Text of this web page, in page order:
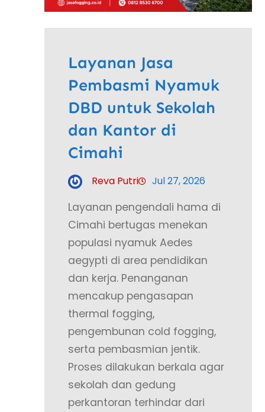
Layanan Jasa
Pembasmi Nyamuk
DBD untuk Sekolah
dan Kantor di
Cimahi
Reva Putri Jul 27, 2026
Layanan pengendali hama di
Cimahi bertugas menekan
populasi nyamuk Aedes
aegypti di area pendidikan
dan kerja. Penanganan
mencakup pengasapan
thermal fogging,
pengembunan cold fogging,
serta pembasmian jentik.
Proses dilakukan berkala agar
sekolah dan gedung
perkantoran terhindar dari